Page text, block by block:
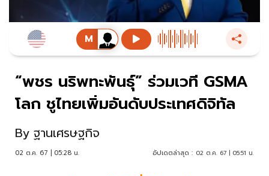
“พชร นริพทะพันธุ์” ร่วมเวที GSMA
โลก ชูไทยเพิ่มอันดับประเทศดิจิทัล
By ฐานเศรษฐกิจ
02 ต.ค. 67 | 05:28 น. อัปเดตล่าสุด : 02 ต.ค. 67 | 05:51 น.